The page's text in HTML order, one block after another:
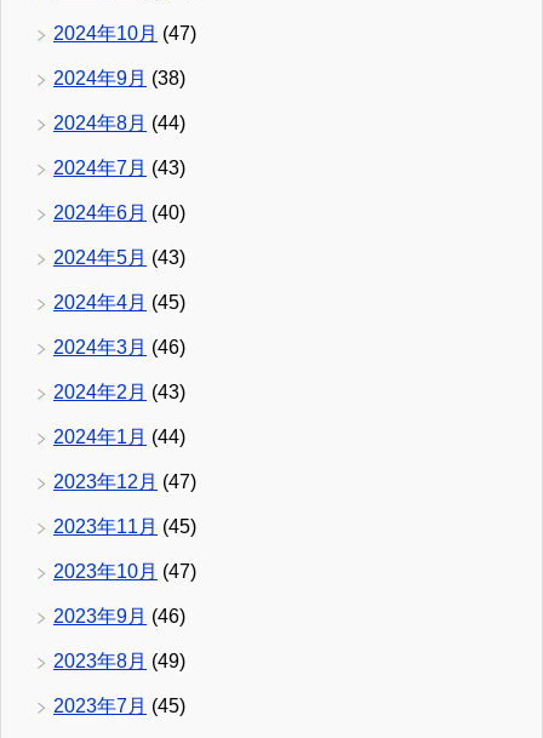
2024年10月 (47)
2024年9月 (38)
2024年8月 (44)
2024年7月 (43)
2024年6月 (40)
2024年5月 (43)
2024年4月 (45)
2024年3月 (46)
2024年2月 (43)
2024年1月 (44)
2023年12月 (47)
2023年11月 (45)
2023年10月 (47)
2023年9月 (46)
2023年8月 (49)
2023年7月 (45)